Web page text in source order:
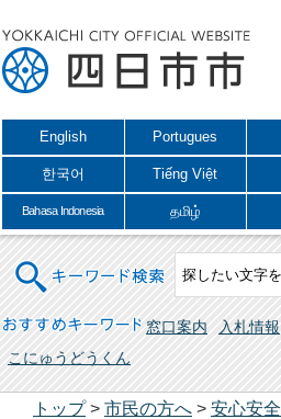
English Portugues
한국어 Tiếng Việt
Bahasa Indonesia தமிழ்
キーワード検索
おすすめキーワード 窓口案内 入札情報
こにゅうどうくん
トップ> 市民の方へ > 安心安全